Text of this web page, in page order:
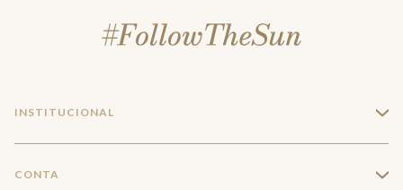
INSTITUCIONAL +
CONTA +